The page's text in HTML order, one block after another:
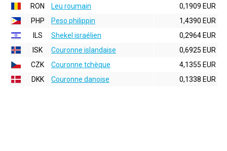
RON
Leu roumain
0,1909 EUR
PHP
Peso philippin
1,4390 EUR
ILS
Shekel israélien
0,2964 EUR
ISK
Couronne islandaise
0,6925 EUR
CZK
Couronne tchèque
4,1355 EUR
DKK
Couronne danoise 0,1338 EUR